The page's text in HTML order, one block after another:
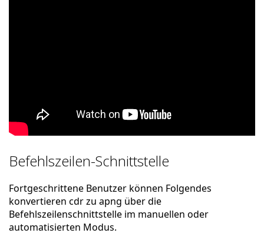
Befehlszeilen-Schnittstelle
Fortgeschrittene Benutzer können Folgendes
konvertieren cdr zu apng über die
Befehlszeilenschnittstelle im manuellen oder
automatisierten Modus.